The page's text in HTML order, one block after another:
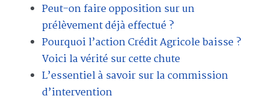
Peut-on faire opposition sur un
prélèvement déjà effectué ?
Pourquoi l’action Crédit Agricole baisse ?
Voici la vérité sur cette chute
L’essentiel à savoir sur la commission
d’intervention